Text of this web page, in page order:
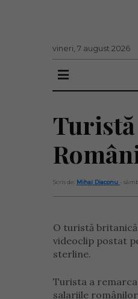
vineri, 7 august 2026
Scris de: Mihai Diaconu -
O turistă
videoclip postat
sterline.
Turista a
salariile